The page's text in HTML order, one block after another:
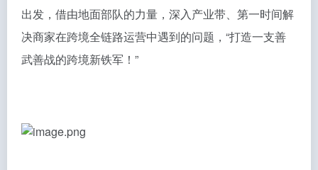
出发，借由地面部队的力量，深入产业带、第一时间解
决商家在跨境全链路运营中遇到的问题，“打造一支善
武善战的跨境新铁军！”